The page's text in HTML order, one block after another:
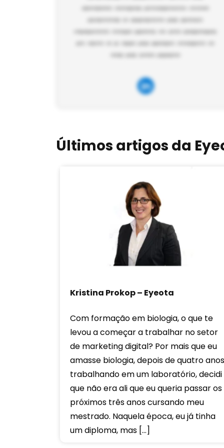
Últimos artigos da
Kristina Prokop – Eyeota
Com formação em biologia, o que te
levou a começar a trabalhar no setor
de marketing digital? Por mais que eu
amasse biologia, depois de quatro anos
trabalhando em um laboratório, decidi
que não era ali que eu queria passar os
próximos três anos cursando meu
mestrado. Naquela época, eu já tinha
um diploma, mas […]